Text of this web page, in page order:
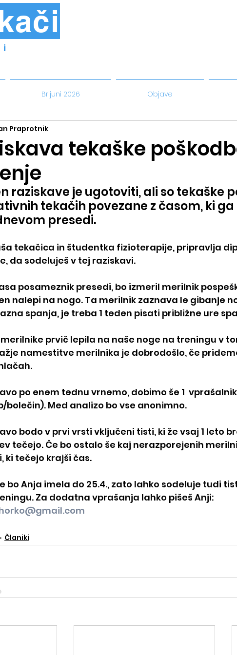
Brijuni 2026 Objave
tekaške
Praprotnik
raziskave je ugotoviti, ali so tekaške
tekačih povezane z časom, ki
presedi.
tekačica in študentka fizioterapije, pripravlja
da sodeluješ v tej raziskavi.
posameznik presedi, bo izmeril merilnik
nalepi na nogo. Ta merilnik zaznava le gibanje
spanja, je treba 1 teden pisati približne ure
prvič lepila na naše noge na treningu v
namestitve merilnika je dobrodošlo, če
po enem tednu vrnemo, dobimo še 1
bolečin). Med analizo bo vse anonimno.
bodo v prvi vrsti vključeni tisti, ki že vsaj 1 leto
tečejo. Če bo ostalo še kaj nerazporejenih
ki tečejo krajši čas.
bo Anja imela do 25.4., zato lahko sodeluje tudi
Za dodatna vprašanja lahko pišeš Anji:
Članiki